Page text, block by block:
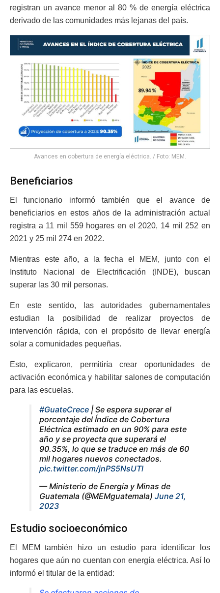
registran un avance menor al 80 % de energía eléctrica
derivado de las comunidades más lejanas del país.
Avances en cobertura de energía eléctrica. / Foto: MEM.
Beneficiarios
El funcionario informó también que el avance de
beneficiarios en estos años de la administración actual
registra a 11 mil 559 hogares en el 2020, 14 mil 252 en
2021 y 25 mil 274 en 2022.
Mientras este año, a la fecha el MEM, junto con el
Instituto Nacional de Electrificación (INDE), buscan
superar las 30 mil personas.
En este sentido, las autoridades gubernamentales
estudian la posibilidad de realizar proyectos de
intervención rápida, con el propósito de llevar energía
solar a comunidades pequeñas.
Esto, explicaron, permitiría crear oportunidades de
activación económica y habilitar salones de computación
para las escuelas.
#GuateCrece | Se espera superar el
porcentaje del Índice de Cobertura
Eléctrica estimado en un 90% para este
año y se proyecta que superará el
90.35%, lo que se traduce en más de 60
mil hogares nuevos conectados.
pic.twitter.com/jnPS5NsUTl
— Ministerio de Energía y Minas de
Guatemala (@MEMguatemala) June 21,
2023
Estudio socioeconómico
El MEM también hizo un estudio para identificar los
hogares que aún no cuentan con energía eléctrica. Así lo
informó el titular de la entidad: